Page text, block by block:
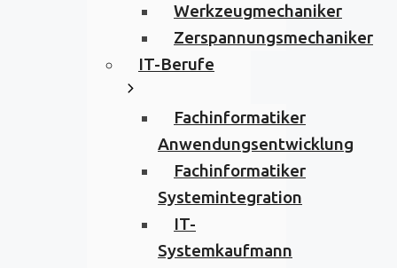
Werkzeugmechaniker
Zerspannungsmechaniker
IT-Berufe
Fachinformatiker
Anwendungsentwicklung
Fachinformatiker
Systemintegration
IT-
Systemkaufmann